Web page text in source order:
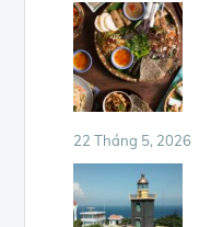
22 Tháng 5, 2026